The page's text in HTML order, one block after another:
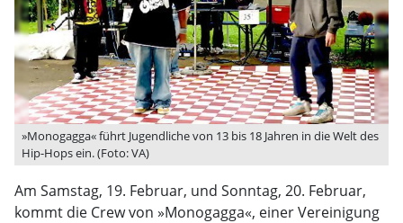
»Monogagga« führt Jugendliche von 13 bis 18 Jahren in die Welt des
Hip-Hops ein. (Foto: VA)
Am Samstag, 19. Februar, und Sonntag, 20. Februar,
kommt die Crew von »Monogagga«, einer Vereinigung